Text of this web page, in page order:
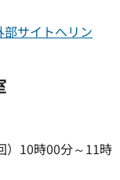
サイトへリン
）10時00分～11時